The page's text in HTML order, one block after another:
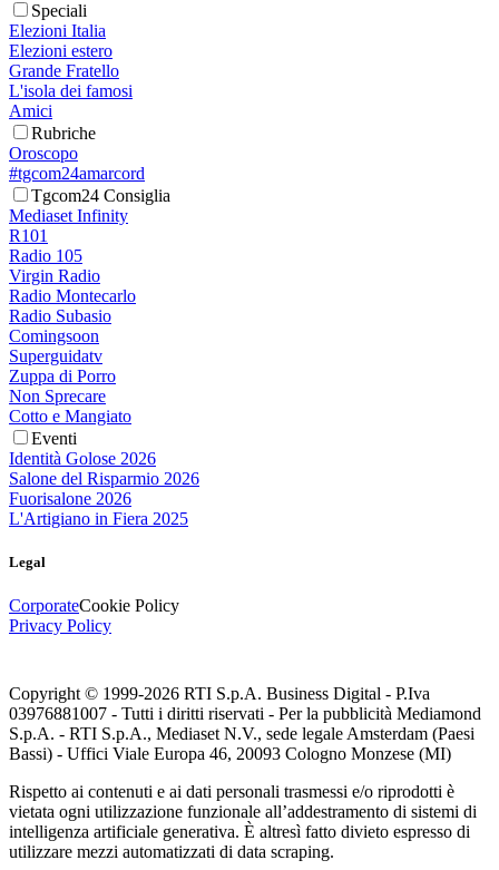
Speciali
Elezioni Italia
Elezioni estero
Grande Fratello
L'isola dei famosi
Amici
Rubriche
Oroscopo
#tgcom24amarcord
Tgcom24 Consiglia
Mediaset Infinity
R101
Radio 105
Virgin Radio
Radio Montecarlo
Radio Subasio
Comingsoon
Superguidatv
Zuppa di Porro
Non Sprecare
Cotto e Mangiato
Eventi
Identità Golose 2026
Salone del Risparmio 2026
Fuorisalone 2026
L'Artigiano in Fiera 2025
Legal
CorporateCookie Policy
Privacy Policy
Copyright © 1999-2026 RTI S.p.A. Business Digital - P.Iva
03976881007 - Tutti i diritti riservati - Per la pubblicità Mediamond
S.p.A. - RTI S.p.A., Mediaset N.V., sede legale Amsterdam (Paesi
Bassi) - Uffici Viale Europa 46, 20093 Cologno Monzese (MI)
Rispetto ai contenuti e ai dati personali trasmessi e/o riprodotti è
vietata ogni utilizzazione funzionale all’addestramento di sistemi di
intelligenza artificiale generativa. È altresì fatto divieto espresso di
utilizzare mezzi automatizzati di data scraping.